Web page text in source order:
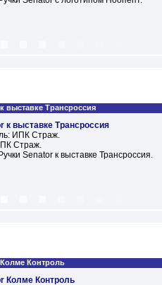
выставке Трансроссия
к выставке Трансроссия
ИПК Страж.
Страж.
Senator к выставке Трансроссия.
Контроль
Колме Контроль